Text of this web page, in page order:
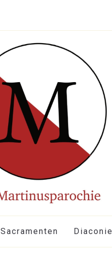
Sacramenten Diaconie